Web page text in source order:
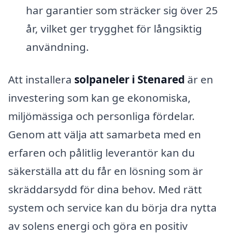
har garantier som sträcker sig över 25
år, vilket ger trygghet för långsiktig
användning.
Att installera solpaneler i Stenared är en
investering som kan ge ekonomiska,
miljömässiga och personliga fördelar.
Genom att välja att samarbeta med en
erfaren och pålitlig leverantör kan du
säkerställa att du får en lösning som är
skräddarsydd för dina behov. Med rätt
system och service kan du börja dra nytta
av solens energi och göra en positiv